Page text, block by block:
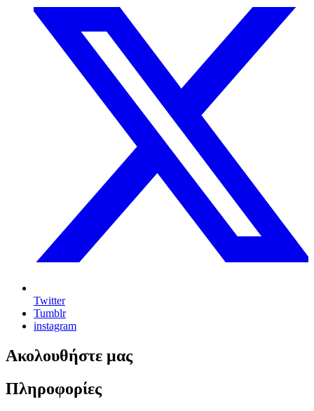
Twitter
Tumblr
instagram
Ακολουθήστε μας
Πληροφορίες